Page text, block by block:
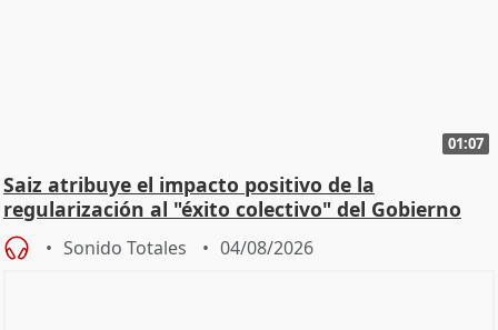
01:07
Saiz atribuye el impacto positivo de la
regularización al "éxito colectivo" del Gobierno
Sonido Totales 04/08/2026